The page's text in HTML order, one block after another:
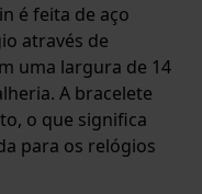
é feita de aço
através de
uma largura de 14
A bracelete
o que significa
para os relógios